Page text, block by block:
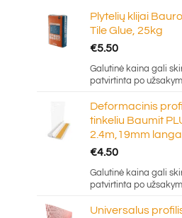
Plytelių klijai
Tile Glue, 25kg
€5.50
Galutinė kaina gali
patvirtinta po
Deformacinis
tinkeliu Baumit
2.4m,19mm
€4.50
Galutinė kaina gali
patvirtinta po
Universalus